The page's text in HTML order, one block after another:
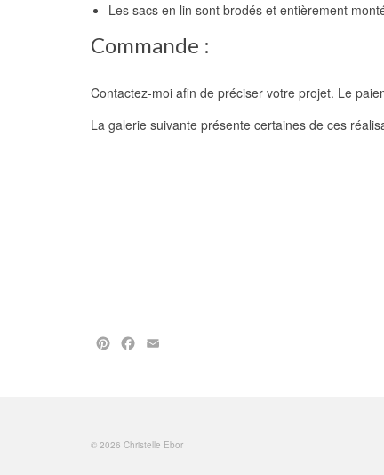
Les sacs en lin sont brodés et entièrement
Commande :
Contactez-moi afin de préciser votre projet. Le
La galerie suivante présente certaines de ces
PinterestFacebook
© 2026 Christelle Ebor